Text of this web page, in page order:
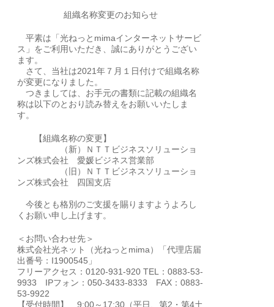
組織名称変更のお知らせ
平素は「光ねっとmimaインターネットサービ
ス」をご利用いただき、誠にありがとうござい
ます。
さて、当社は2021年７月１日付けで組織名称
が変更になりました。
つきましては、お手元の書類に記載の組織名
称は以下のとおり読み替えをお願いいたしま
す。
【組織名称の変更】
（新）ＮＴＴビジネスソリューショ
ンズ株式会社 愛媛ビジネス営業部
（旧）ＮＴＴビジネスソリューショ
ンズ株式会社 四国支店
今後とも格別のご支援を賜りますようよろし
くお願い申し上げます。
＜お問い合わせ先＞
株式会社光ネット（光ねっとmima）「代理店届
出番号：I1900545」
フリーアクセス：0120-931-920 TEL：0883-53-
9933 IPフォン：050-3433-8333 FAX：0883-
53-9922
【受付時間】 9:00～17:30（平日、第2・第4土